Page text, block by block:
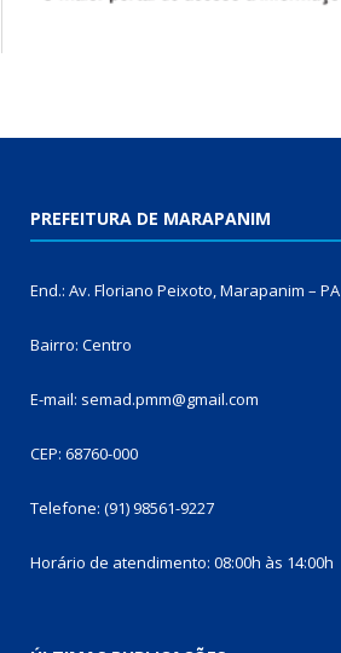
PREFEITURA DE MARAPANIM
End.: Av. Floriano Peixoto, Marapanim – PA
Bairro: Centro
E-mail: semad.pmm@gmail.com
CEP: 68760-000
Telefone: (91) 98561-9227
Horário de atendimento: 08:00h às 14:00h